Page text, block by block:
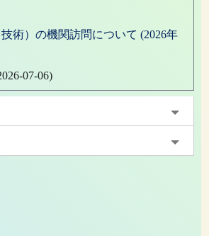
術）の機関訪問について (2026年
07-06)